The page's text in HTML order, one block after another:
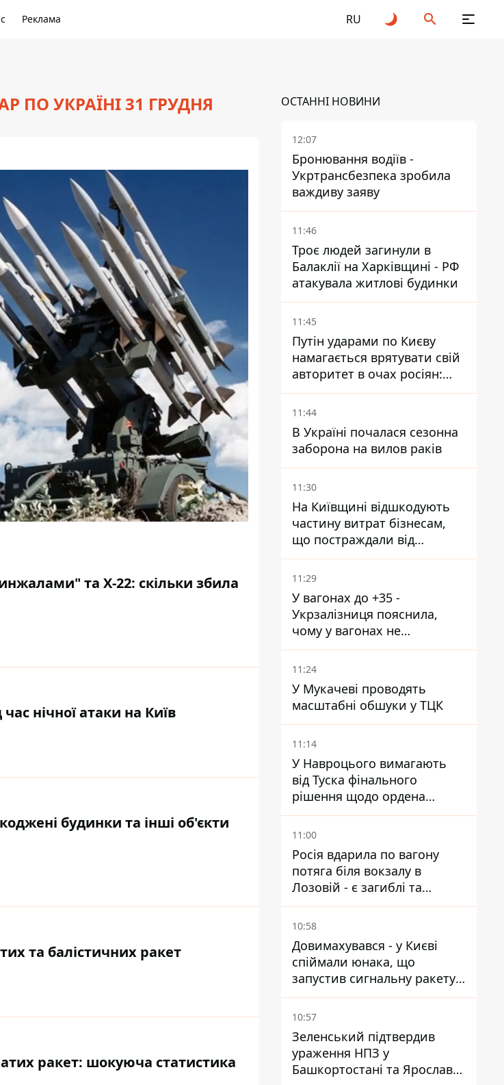
Реклама RU
УКРАЇНІ 31 ГРУДНЯ
та Х-22: скільки збила
нічної атаки на Київ
будинки та інші об'єкти
та балістичних ракет
ракет: шокуюча статистика
ОСТАННІ НОВИНИ
12:07
Бронювання водіїв -
Укртрансбезпека зробила
важдиву заяву
11:46
Троє людей загинули в
Балаклії на Харківщині - РФ
атакувала житлові будинки
11:45
Путін ударами по Києву
намагається врятувати свій
авторитет в очах росіян:
диктатор перебуває під
тиском - Sky News
11:44
В Україні почалася сезонна
заборона на вилов раків
11:30
На Київщині відшкодують
частину витрат бізнесам,
що постраждали від
прильотів ракет
11:29
У вагонах до +35 -
Укрзалізниця пояснила,
чому у вагонах не
працюють кондиціонери під
час спеки
11:24
У Мукачеві проводять
масштабні обшуки у ТЦК
11:14
У Навроцього вимагають
від Туска фінального
рішення щодо ордена
Зеленського – знайдіть в
собі мужність
11:00
Росія вдарила по вагону
потяга біля вокзалу в
Лозовій - є загиблі та
поранені
10:58
Довимахувався - у Києві
спіймали юнака, що
запустив сигнальну ракету,
аби потішити дівчат
10:57
Зеленський підтвердив
ураження НПЗ у
Башкортостані та Ярославлі